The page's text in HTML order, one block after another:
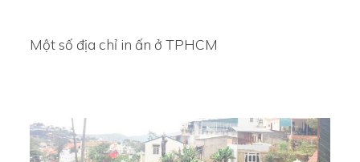
Một số địa chỉ in ấn ở TPHCM